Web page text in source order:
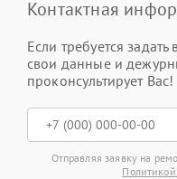
Контактная
Если требуется задать
свои данные и
проконсультирует Вас!
Отправляя заявку на